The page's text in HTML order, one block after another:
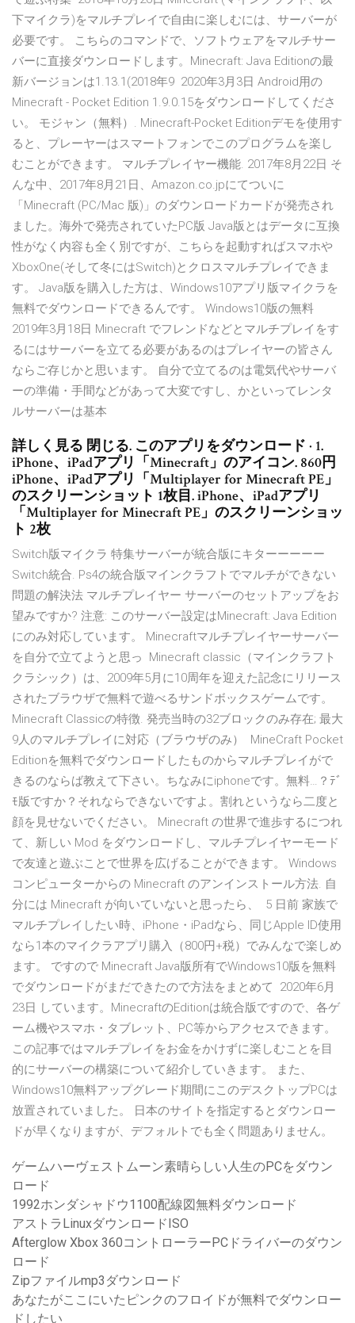
下マイクラ)をマルチプレイで自由に楽しむには、サーバーが
必要です。 こちらのコマンドで、ソフトウェアをマルチサー
バーに直接ダウンロードします。Minecraft: Java Editionの最
新バージョンは1.13.1(2018年9 2020年3月3日 Android用の
Minecraft - Pocket Edition 1.9.0.15をダウンロードしてくださ
い。 モジャン（無料）. Minecraft-Pocket Editionデモを使用す
ると、プレーヤーはスマートフォンでこのプログラムを楽し
むことができます。 マルチプレイヤー機能. 2017年8月22日 そ
んな中、2017年8月21日、Amazon.co.jpにてついに
「Minecraft (PC/Mac 版)」のダウンロードカードが発売され
ました。海外で発売されていたPC版 Java版とはデータに互換
性がなく内容も全く別ですが、こちらを起動すればスマホや
XboxOne(そして冬にはSwitch)とクロスマルチプレイできま
す。 Java版を購入した方は、Windows10アプリ版マイクラを
無料でダウンロードできるんです。 Windows10版の無料
2019年3月18日 Minecraft でフレンドなどとマルチプレイをす
るにはサーバーを立てる必要があるのはプレイヤーの皆さん
ならご存じかと思います。 自分で立てるのは電気代やサーバ
ーの準備・手間などがあって大変ですし、かといってレンタ
ルサーバーは基本
詳しく見る 閉じる. このアプリをダウンロード · 1.
iPhone、iPadアプリ「Minecraft」のアイコン. 860円
iPhone、iPadアプリ「Multiplayer for Minecraft PE」
のスクリーンショット 1枚目. iPhone、iPadアプリ
「Multiplayer for Minecraft PE」のスクリーンショッ
ト 2枚
Switch版マイクラ 特集サーバーが統合版にキターーーーー
Switch統合. Ps4の統合版マインクラフトでマルチができない
問題の解決法 マルチプレイヤー サーバーのセットアップをお
望みですか? 注意: このサーバー設定はMinecraft: Java Edition
にのみ対応しています。 Minecraftマルチプレイヤーサーバー
を自分で立てようと思っ Minecraft classic（マインクラフト
クラシック）は、2009年5月に10周年を迎えた記念にリリース
されたブラウザで無料で遊べるサンドボックスゲームです。
Minecraft Classicの特徴. 発売当時の32ブロックのみ存在; 最大
9人のマルチプレイに対応（ブラウザのみ） MineCraft Pocket
Editionを無料でダウンロードしたものからマルチプレイがで
きるのならば教えて下さい。ちなみにiphoneです。無料…？ﾃﾞ
ﾓ版ですか？それならできないですよ。割れというなら二度と
顔を見せないでください。 Minecraft の世界で進歩するにつれ
て、新しい Mod をダウンロードし、マルチプレイヤーモード
で友達と遊ぶことで世界を広げることができます。 Windows
コンピューターからの Minecraft のアンインストール方法. 自
分には Minecraft が向いていないと思ったら、 5 日前 家族で
マルチプレイしたい時、iPhone・iPadなら、同じApple ID使用
なら1本のマイクラアプリ購入（800円+税）でみんなで楽しめ
ます。 ですので Minecraft Java版所有でWindows10版を無料
でダウンロードがまだできたので方法をまとめて 2020年6月
23日 しています。MinecraftのEditionは統合版ですので、各ゲ
ーム機やスマホ・タブレット、PC等からアクセスできます。
この記事ではマルチプレイをお金をかけずに楽しむことを目
的にサーバーの構築について紹介していきます。 また、
Windows10無料アップグレード期間にこのデスクトップPCは
放置されていました。 日本のサイトを指定するとダウンロー
ドが早くなりますが、デフォルトでも全く問題ありません。
ゲームハーヴェストムーン素晴らしい人生のPCをダウン
ロード
1992ホンダシャドウ1100配線図無料ダウンロード
アストラLinuxダウンロードISO
Afterglow Xbox 360コントローラーPCドライバーのダウン
ロード
Zipファイルmp3ダウンロード
あなたがここにいたピンクのフロイドが無料でダウンロー
ドしたい